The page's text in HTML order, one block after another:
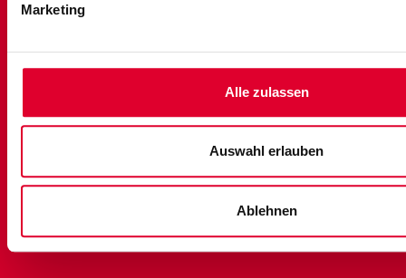
Marketing
Alle zulassen
Auswahl erlauben
Ablehnen
E-Mail:service@netze-stralsund.de
Anschließen
Elektromobilität
Installateursuche